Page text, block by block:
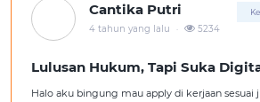
Cantika Putri
4 tahun yang lalu 5234
Lulusan Hukum, Tapi Suka
Halo aku bingung mau apply di kerjaan sesuai